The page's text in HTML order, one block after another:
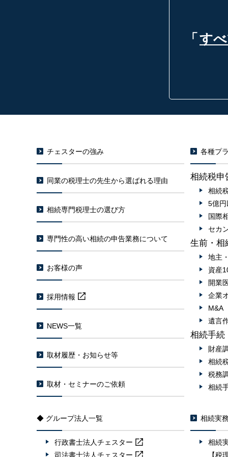
「 す
チェスターの強み
同業の税理士の先生から選ばれる理由
相続専門税理士の選び方
専門性の高い相続の申告業務について
お客様の声
採用情報
NEWS一覧
取材履歴・お知らせ等
取材・セミナーのご依頼
各種プ
相続税申
相続
5億
国際
セカ
生前・相
地主
資産
開業
企業
M&A
遺言
相続手続
財産
相続
税務
相続
◆ グループ法人一覧
行政書士法人チェスター
司法書士法人チェスター
相続実
相続
【税